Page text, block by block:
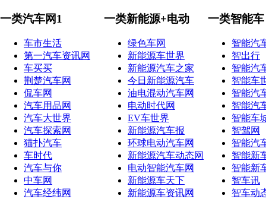
一类汽车网1
车市生活
第一汽车资讯网
车买买
荆楚汽车网
侃车网
汽车用品网
汽车大世界
汽车探索网
猫扑汽车
车时代
汽车与你
中车网
汽车经纬网
一类新能源+电动
绿色车网
新能源车世界
新能源汽车之家
今日新能源汽车
油电混动汽车网
电动时代网
EV车世界
新能源汽车报
环球电动汽车网
新能源汽车动态网
电动智能汽车网
新能源车天下
新能源车资讯网
一类智能车
智能汽
智出行
智能汽
智能车
智能汽
智能汽
智能车
智驾网
智能汽
智能新
智能新
智车讯
智车动